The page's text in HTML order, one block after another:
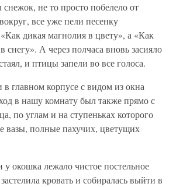
не то просто побелело от
все уже пели песенку
дикая магнолия в цвету», а «Как
снегу». А через полчаса вновь засияло
и птицы запели во все голоса.
главном корпусе с видом из окна
в нашу комнату был также прямо с
по углам и на ступеньках которого
вазы, полные пахучих, цветущих
окошка лежало чистое постельное
кровать и собиралась выйти в